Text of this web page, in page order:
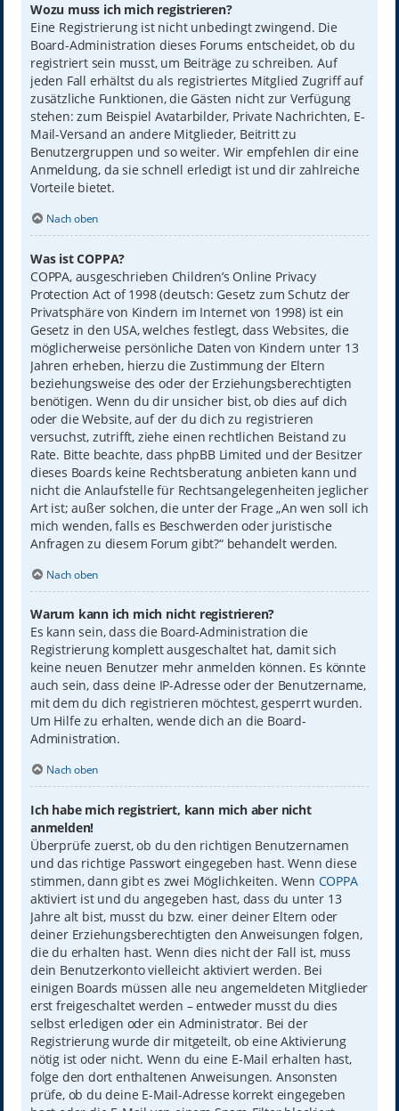
Wozu muss ich mich registrieren?
Eine Registrierung ist nicht unbedingt zwingend. Die
Board-Administration dieses Forums entscheidet, ob du
registriert sein musst, um Beiträge zu schreiben. Auf
jeden Fall erhältst du als registriertes Mitglied Zugriff auf
zusätzliche Funktionen, die Gästen nicht zur Verfügung
stehen: zum Beispiel Avatarbilder, Private Nachrichten, E-
Mail-Versand an andere Mitglieder, Beitritt zu
Benutzergruppen und so weiter. Wir empfehlen dir eine
Anmeldung, da sie schnell erledigt ist und dir zahlreiche
Vorteile bietet.
Nach oben
Was ist COPPA?
COPPA, ausgeschrieben Children’s Online Privacy
Protection Act of 1998 (deutsch: Gesetz zum Schutz der
Privatsphäre von Kindern im Internet von 1998) ist ein
Gesetz in den USA, welches festlegt, dass Websites, die
möglicherweise persönliche Daten von Kindern unter 13
Jahren erheben, hierzu die Zustimmung der Eltern
beziehungsweise des oder der Erziehungsberechtigten
benötigen. Wenn du dir unsicher bist, ob dies auf dich
oder die Website, auf der du dich zu registrieren
versuchst, zutrifft, ziehe einen rechtlichen Beistand zu
Rate. Bitte beachte, dass phpBB Limited und der Besitzer
dieses Boards keine Rechtsberatung anbieten kann und
nicht die Anlaufstelle für Rechtsangelegenheiten jeglicher
Art ist; außer solchen, die unter der Frage „An wen soll ich
mich wenden, falls es Beschwerden oder juristische
Anfragen zu diesem Forum gibt?“ behandelt werden.
Nach oben
Warum kann ich mich nicht registrieren?
Es kann sein, dass die Board-Administration die
Registrierung komplett ausgeschaltet hat, damit sich
keine neuen Benutzer mehr anmelden können. Es könnte
auch sein, dass deine IP-Adresse oder der Benutzername,
mit dem du dich registrieren möchtest, gesperrt wurden.
Um Hilfe zu erhalten, wende dich an die Board-
Administration.
Nach oben
Ich habe mich registriert, kann mich aber nicht
anmelden!
Überprüfe zuerst, ob du den richtigen Benutzernamen
und das richtige Passwort eingegeben hast. Wenn diese
stimmen, dann gibt es zwei Möglichkeiten. Wenn COPPA
aktiviert ist und du angegeben hast, dass du unter 13
Jahre alt bist, musst du bzw. einer deiner Eltern oder
deiner Erziehungsberechtigten den Anweisungen folgen,
die du erhalten hast. Wenn dies nicht der Fall ist, muss
dein Benutzerkonto vielleicht aktiviert werden. Bei
einigen Boards müssen alle neu angemeldeten Mitglieder
erst freigeschaltet werden – entweder musst du dies
selbst erledigen oder ein Administrator. Bei der
Registrierung wurde dir mitgeteilt, ob eine Aktivierung
nötig ist oder nicht. Wenn du eine E-Mail erhalten hast,
folge den dort enthaltenen Anweisungen. Ansonsten
prüfe, ob du deine E-Mail-Adresse korrekt eingegeben